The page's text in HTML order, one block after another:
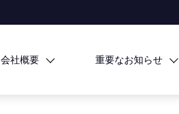
会社概要 重要なお知らせ